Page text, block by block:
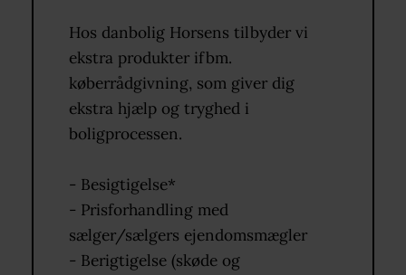
Hos danbolig Horsens tilbyder vi
ekstra produkter ifbm.
køberrådgivning, som giver dig
ekstra hjælp og tryghed i
boligprocessen.
- Besigtigelse*
- Prisforhandling med
sælger/sælgers ejendomsmægler
- Berigtigelse (skøde og